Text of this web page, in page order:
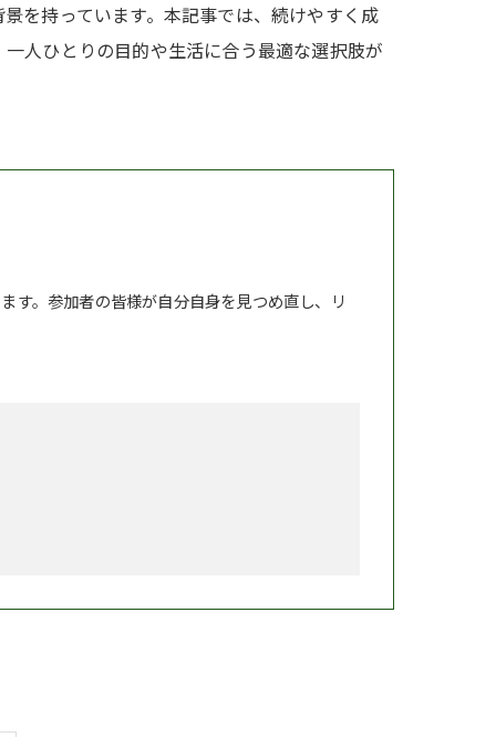
を持っています。本記事では、続けやすく成
人ひとりの目的や生活に合う最適な選択肢が
す。参加者の皆様が自分自身を見つめ直し、リ